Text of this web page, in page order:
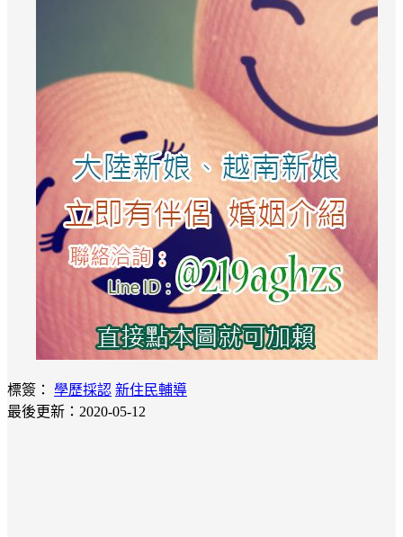
標簽： 學歷採認 新住民輔導
最後更新：2020-05-12